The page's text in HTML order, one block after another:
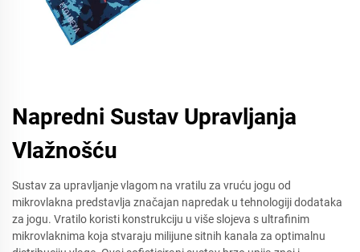
Napredni Sustav Upravljanja
Vlažnošću
Sustav za upravljanje vlagom na vratilu za vruću jogu od
mikrovlakna predstavlja značajan napredak u tehnologiji dodataka
za jogu. Vratilo koristi konstrukciju u više slojeva s ultrafinim
mikrovlaknima koja stvaraju milijune sitnih kanala za optimalnu